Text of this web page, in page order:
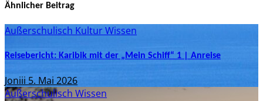
Ähnlicher Beitrag
Außerschulisch KulturWissen
Reisebericht: Karibik mit der „Mein Schiff“ 1 | Anreise
Joniii 5. Mai 2026
Außerschulisch Wissen